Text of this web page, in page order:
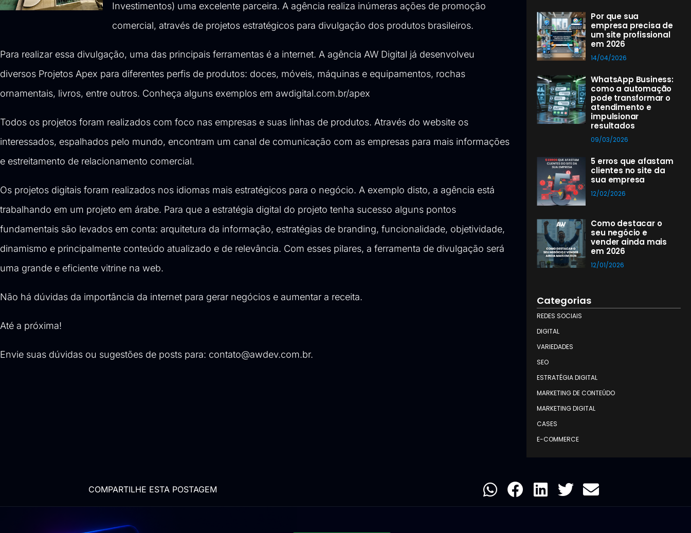
Investimentos) uma excelente parceira. A agência realiza inúmeras ações de promoção
comercial, através de projetos estratégicos para divulgação dos produtos brasileiros.
Para realizar essa divulgação, uma das principais ferramentas é a internet. A agência AW Digital já desenvolveu
diversos Projetos Apex para diferentes perfis de produtos: doces, móveis, máquinas e equipamentos, rochas
ornamentais, livros, entre outros. Conheça alguns exemplos em awdigital.com.br/apex
Todos os projetos foram realizados com foco nas empresas e suas linhas de produtos. Através do website os
interessados, espalhados pelo mundo, encontram um canal de comunicação com as empresas para mais informações
e estreitamento de relacionamento comercial.
Os projetos digitais foram realizados nos idiomas mais estratégicos para o negócio. A exemplo disto, a agência está
trabalhando em um projeto em árabe. Para que a estratégia digital do projeto tenha sucesso alguns pontos
fundamentais são levados em conta: arquitetura da informação, estratégias de branding, funcionalidade, objetividade,
dinamismo e principalmente conteúdo atualizado e de relevância. Com esses pilares, a ferramenta de divulgação será
uma grande e eficiente vitrine na web.
Não há dúvidas da importância da internet para gerar negócios e aumentar a receita.
Até a próxima!
Envie suas dúvidas ou sugestões de posts para: contato@awdev.com.br.
Por que sua
empresa precisa de
um site profissional
em 2026
14/04/2026
WhatsApp Business:
como a automação
pode transformar o
atendimento e
impulsionar
resultados
09/03/2026
5 erros que afastam
clientes no site da
sua empresa
12/02/2026
Como destacar o
seu negócio e
vender ainda mais
em 2026
12/01/2026
Categorias
REDES SOCIAIS
DIGITAL
VARIEDADES
SEO
ESTRATÉGIA DIGITAL
MARKETING DE CONTEÚDO
MARKETING DIGITAL
CASES
E-COMMERCE
COMPARTILHE ESTA POSTAGEM